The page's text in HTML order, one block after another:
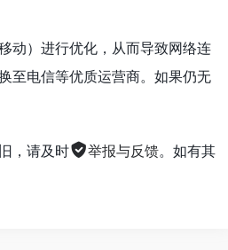
动）进行优化，从而导致网络连
至电信等优质运营商。如果仍无
，请及时 举报与反馈。如有其